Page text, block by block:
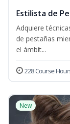
Estilista de
Adquiere
de pestañas
el ámbit...
228 Course
New